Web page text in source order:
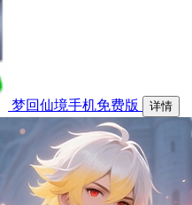
梦回仙境手机免费版 详情